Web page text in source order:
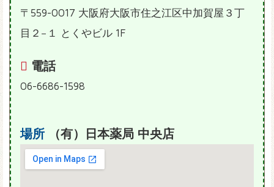
〒559-0017 大阪府大阪市住之江区中加賀屋３丁
目２−１ とくやビル 1F
電話
06-6686-1598
場所 （有）日本薬局 中央店